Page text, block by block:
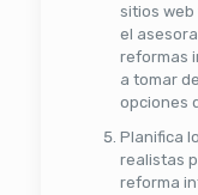
sitios web
el
reformas
a tomar
opciones
Planifica
realistas
reforma